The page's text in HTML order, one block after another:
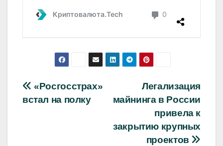
Навигация
Легализация
майнинга в России
привела к
закрытию крупных
проектов
«Росгосстрах»
встал на полку